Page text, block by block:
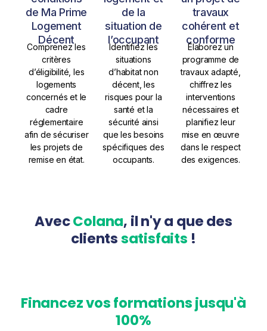
de Ma Prime
Logement
Décent
Comprenez les
critères
d’éligibilité, les
logements
concernés et le
cadre
réglementaire
afin de sécuriser
les projets de
remise en état.
de la
situation de
l’occupant
Identifiez les
situations
d’habitat non
décent, les
risques pour la
santé et la
sécurité ainsi
que les besoins
spécifiques des
occupants.
travaux
cohérent et
conforme
Élaborez un
programme de
travaux adapté,
chiffrez les
interventions
nécessaires et
planifiez leur
mise en œuvre
dans le respect
des exigences.
AvecColana, il n'y a que des
clientssatisfaits !
Financez vos formations jusqu'à
100%